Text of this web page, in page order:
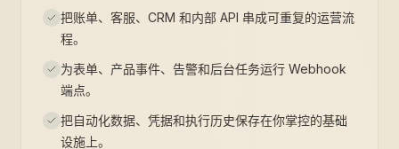
把账单、客服、CRM 和内部 API 串成可重复的运营流
程。
为表单、产品事件、告警和后台任务运行 Webhook
端点。
把自动化数据、凭据和执行历史保存在你掌控的基础
设施上。